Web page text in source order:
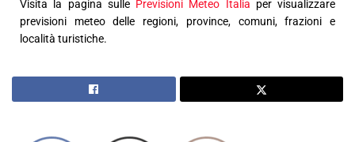
Visita la pagina sulle Previsioni Meteo Italia per visualizzare
previsioni meteo delle regioni, province, comuni, frazioni e
località turistiche.